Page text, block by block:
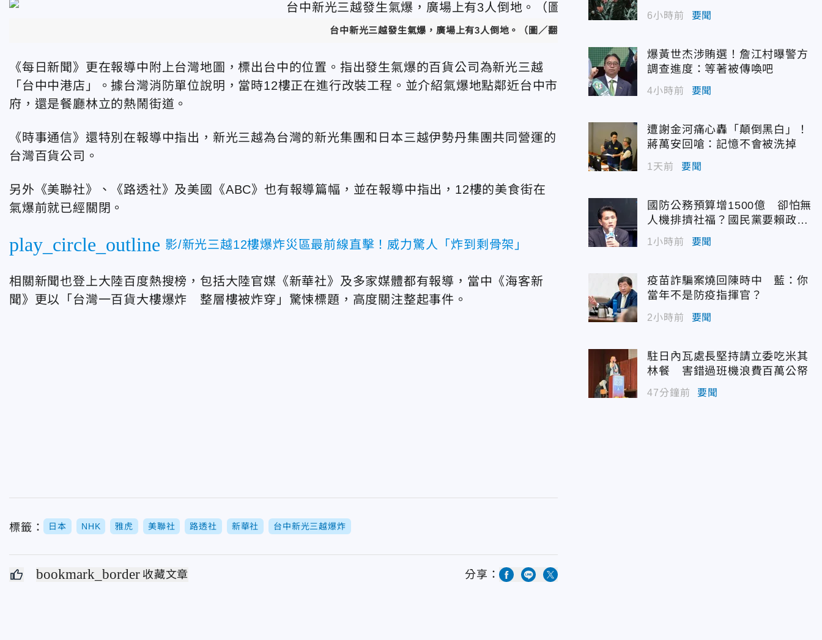
台中新光三越發生氣爆，廣場上有3人倒地。（圖／翻攝自記者爆料網）
《每日新聞 》 更在報導中附上台灣地圖，標出台中的位置。 指出發生氣爆的百貨公司為新光三越
「台中中港店」。據台灣消防單位說明，當時12樓正在進行改裝工程。 並介紹氣爆地點鄰近台中市
府，還是餐廳林立的熱鬧街道。
《 時事通信》 還特別在報導中指出，新光三越為台灣的新光集團和日本三越伊勢丹集團共同營運的
台灣百貨公司。
另外 《美聯社》 、 《路透社》 及美國 《ABC》 也有報導篇幅，並在報導中指出，12樓的美食街在
氣爆前就已經關閉。
play_circle_outline 影/新光三越12樓爆炸災區最前線直擊！威力驚人「炸到剩骨架」
相關新聞也登上大陸百度熱搜榜，包括大陸官媒 《新華社》 及多家媒體都有報導，當中 《海客新
聞 》 更以「台灣一百貨大樓爆炸 整層樓被炸穿」驚悚標題，高度關注整起事件。
標籤： 日本 NHK 雅虎 美聯社 路透社 新華社 台中新光三越爆炸
bookmark_border 收藏文章 分享：
6小時前 要聞
爆黃世杰涉賄選！詹江村曝警方
調查進度：等著被傳喚吧
4小時前 要聞
遭謝金河痛心轟「顛倒黑白」！
蔣萬安回嗆：記憶不會被洗掉
1天前 要聞
國防公務預算增1500億 卻怕無
人機排擠社福？國民黨要賴政府
說實話
1小時前 要聞
疫苗詐騙案燒回陳時中 藍：你
當年不是防疫指揮官？
2小時前 要聞
駐日內瓦處長堅持請立委吃米其
林餐 害錯過班機浪費百萬公帑
47分鐘前 要聞